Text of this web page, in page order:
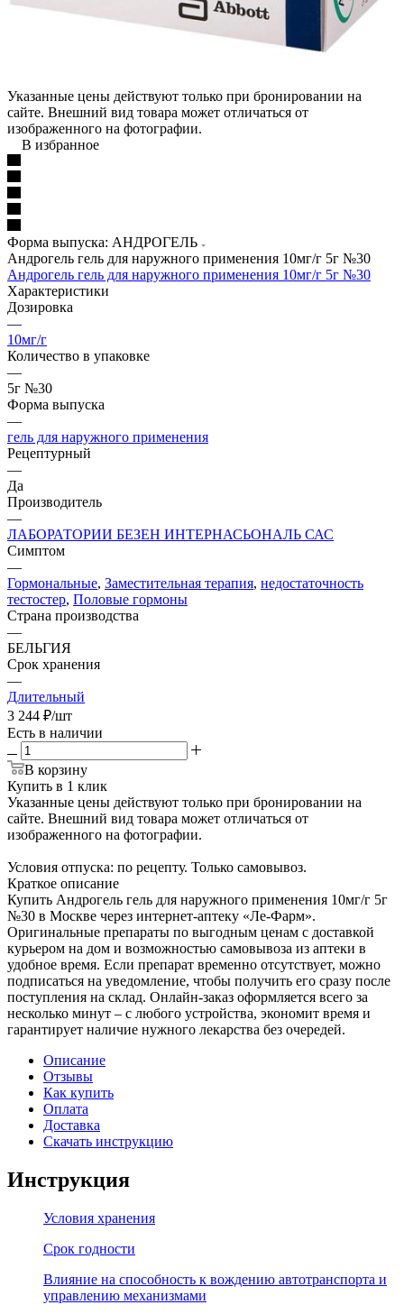
Указанные цены действуют только при бронировании на
сайте. Внешний вид товара может отличаться от
изображенного на фотографии.
В избранное
Форма выпуска: АНДРОГЕЛЬ
Андрогель гель для наружного применения 10мг/г 5г №30
Андрогель гель для наружного применения 10мг/г 5г №30
Характеристики
Дозировка
—
10мг/г
Количество в упаковке
—
5г №30
Форма выпуска
—
гель для наружного применения
Рецептурный
—
Да
Производитель
—
ЛАБОРАТОРИИ БЕЗЕН ИНТЕРНАСЬОНАЛЬ САС
Симптом
—
Гормональные, Заместительная терапия, недостаточность
тестостер, Половые гормоны
Страна производства
—
БЕЛЬГИЯ
Срок хранения
—
Длительный
3 244 ₽/шт
Есть в наличии
В корзину
Купить в 1 клик
Указанные цены действуют только при бронировании на
сайте. Внешний вид товара может отличаться от
изображенного на фотографии.
Условия отпуска: по рецепту. Только самовывоз.
Краткое описание
Купить Андрогель гель для наружного применения 10мг/г 5г
№30 в Москве через интернет-аптеку «Ле-Фарм».
Оригинальные препараты по выгодным ценам с доставкой
курьером на дом и возможностью самовывоза из аптеки в
удобное время. Если препарат временно отсутствует, можно
подписаться на уведомление, чтобы получить его сразу после
поступления на склад. Онлайн-заказ оформляется всего за
несколько минут – с любого устройства, экономит время и
гарантирует наличие нужного лекарства без очередей.
Описание
Отзывы
Как купить
Оплата
Доставка
Скачать инструкцию
Инструкция
Условия хранения
Срок годности
Влияние на способность к вождению автотранспорта и
управлению механизмами